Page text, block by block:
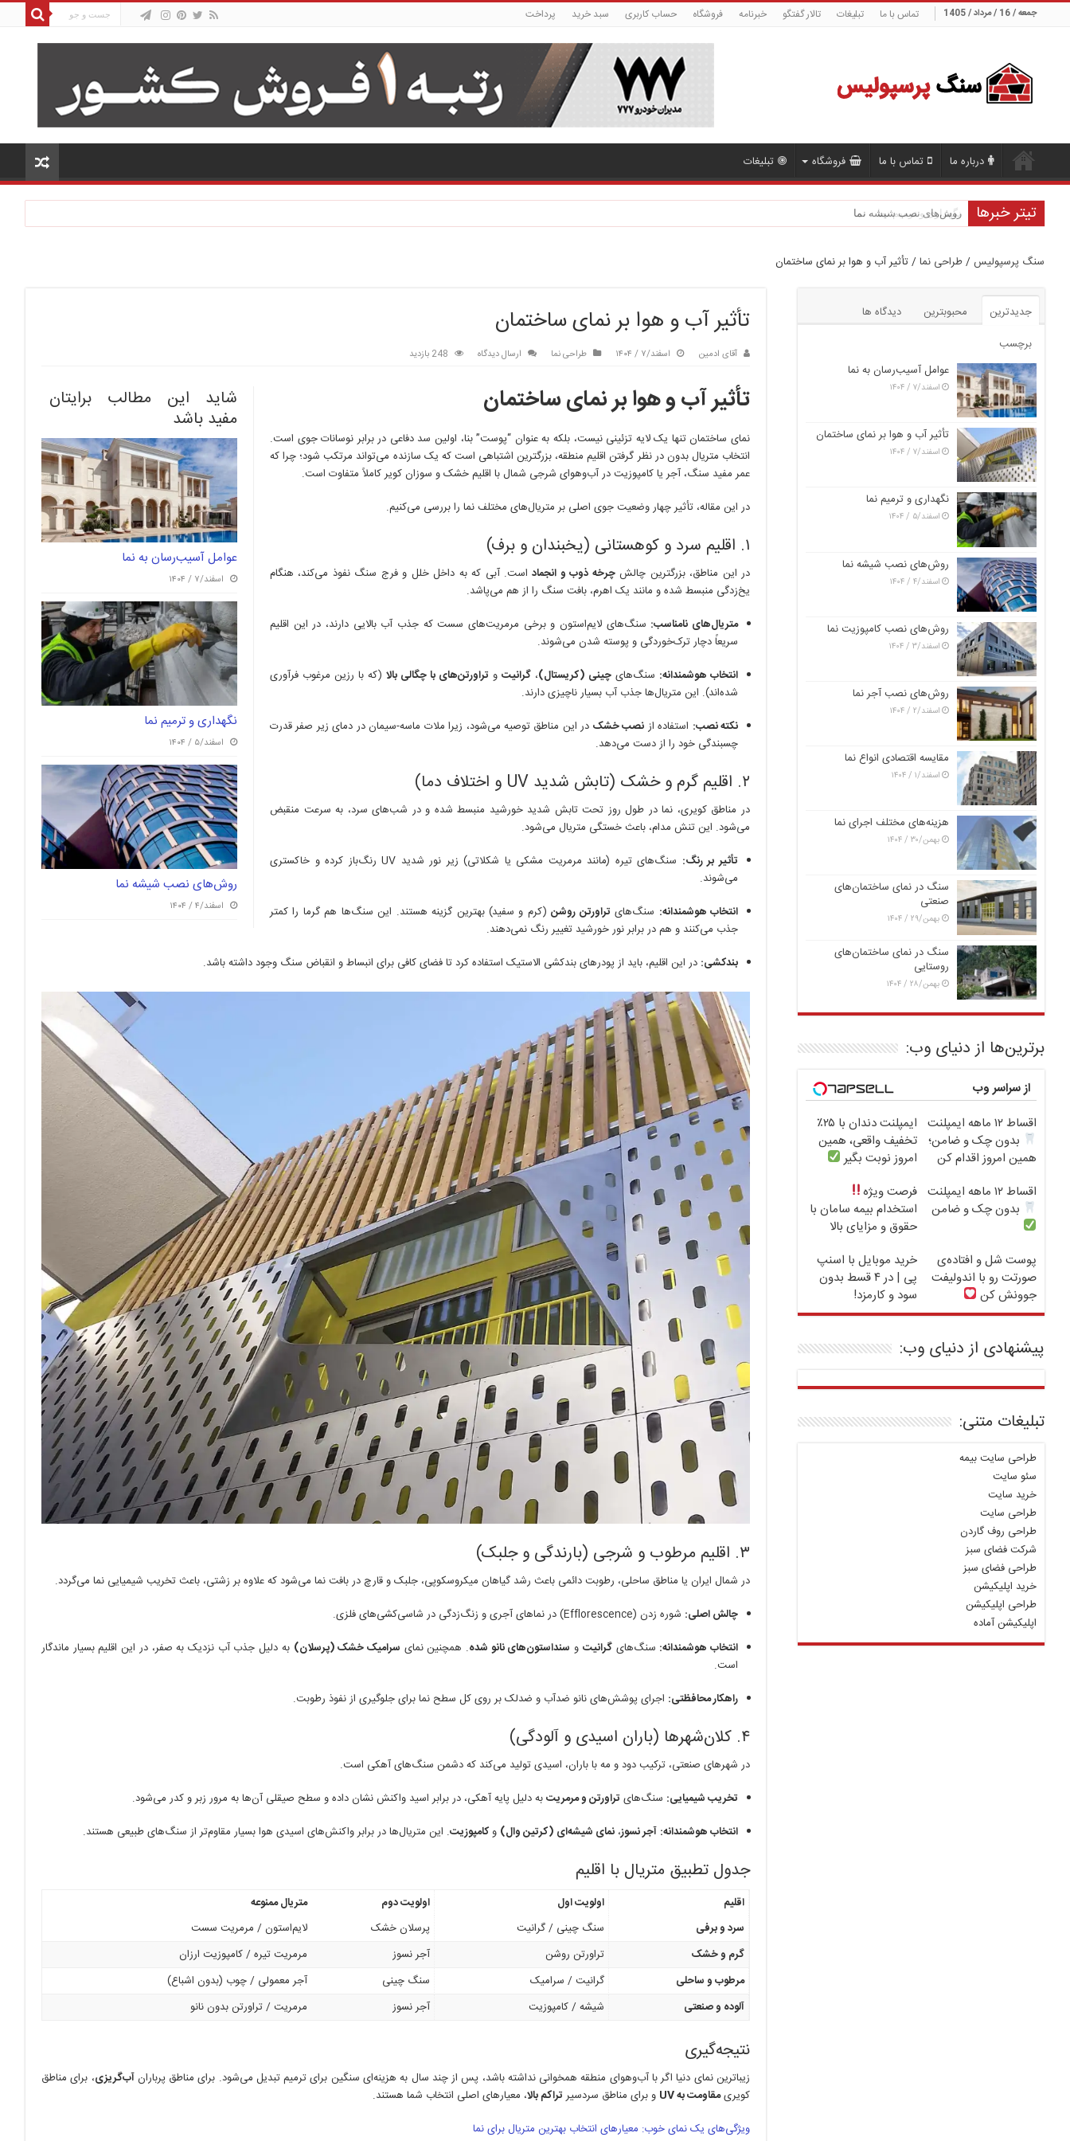
جمعه / 16 / مرداد / 1405 تماس با ما تبلیغات تالار گفتگو خبرنامه فروشگاه حساب کاربری سبد خرید پرداخت
درباره ما تماس با ما فروشگاه تبلیغات
تیتر خبرها روش‌های نصب شیشه نما
سنگ پرسپولیس/طراحی نما/تأثیر آب و هوا بر نمای ساختمان
تأثیر آب و هوا بر نمای ساختمان
آقای ادمین اسفند/۷ / ۱۴۰۴ طراحی نما ارسال دیدگاه 248 بازدید
شاید این مطالب برایتان
مفید باشد
عوامل آسیب‌رسان به نما
اسفند/۷ / ۱۴۰۴
نگهداری و ترمیم نما
اسفند/۵ / ۱۴۰۴
روش‌های نصب شیشه نما
اسفند/۴ / ۱۴۰۴
تأثیر آب و هوا بر نمای ساختمان
نمای ساختمان تنها یک لایه تزئینی نیست، بلکه به عنوان “پوست” بنا، اولین سد دفاعی در برابر نوسانات جوی است.
انتخاب متریال بدون در نظر گرفتن اقلیم منطقه، بزرگترین اشتباهی است که یک سازنده می‌تواند مرتکب شود؛ چرا که
عمر مفید سنگ، آجر یا کامپوزیت در آب‌وهوای شرجی شمال با اقلیم خشک و سوزان کویر کاملاً متفاوت است.
در این مقاله، تأثیر چهار وضعیت جوی اصلی بر متریال‌های مختلف نما را بررسی می‌کنیم.
۱. اقلیم سرد و کوهستانی (یخبندان و برف)
در این مناطق، بزرگترین چالشچرخه ذوب و انجماداست. آبی که به داخل خلل و فرج سنگ نفوذ می‌کند، هنگام
یخ‌زدگی منبسط شده و مانند یک اهرم، بافت سنگ را از هم می‌پاشد.
متریال‌های نامناسب: سنگ‌های لایم‌استون و برخی مرمریت‌های سست که جذب آب بالایی دارند، در این اقلیم
سریعاً دچار ترک‌خوردگی و پوسته شدن می‌شوند.
انتخاب هوشمندانه: سنگ‌های چینی (کریستال)، گرانیت و تراورتن‌های با چگالی بالا (که با رزین مرغوب فرآوری
شده‌اند). این متریال‌ها جذب آب بسیار ناچیزی دارند.
نکته نصب: استفاده از نصب خشک در این مناطق توصیه می‌شود، زیرا ملات ماسه-سیمان در دمای زیر صفر قدرت
چسبندگی خود را از دست می‌دهد.
۲. اقلیم گرم و خشک (تابش شدید UV و اختلاف دما)
در مناطق کویری، نما در طول روز تحت تابش شدید خورشید منبسط شده و در شب‌های سرد، به سرعت منقبض
می‌شود. این تنش مدام، باعث خستگی متریال می‌شود.
تأثیر بر رنگ:
سنگ‌های تیره (مانند مرمریت مشکی یا شکلاتی) زیر نور شدید UV رنگ‌باز کرده و خاکستری
می‌شوند.
انتخاب هوشمندانه: سنگ‌های تراورتن روشن(کرم و سفید) بهترین گزینه هستند. این سنگ‌ها هم گرما را کمتر
جذب می‌کنند و هم در برابر نور خورشید تغییر رنگ نمی‌دهند.
بندکشی: در این اقلیم، باید از پودرهای بندکشی الاستیک استفاده کرد تا فضای کافی برای انبساط و انقباض سنگ وجود داشته باشد.
۳. اقلیم مرطوب و شرجی (بارندگی و جلبک)
در شمال ایران یا مناطق ساحلی، رطوبت دائمی باعث رشد گیاهان میکروسکوپی، جلبک و قارچ در بافت نما می‌شود که علاوه بر زشتی، باعث تخریب شیمیایی نما می‌گردد.
چالش اصلی: شوره زدن (Efflorescence) در نماهای آجری و زنگ‌زدگی در شاسی‌کشی‌های فلزی.
انتخاب هوشمندانه: سنگ‌هایگرانیت و سنداستون‌های نانو شده. همچنین نمای سرامیک خشک (پرسلان) به دلیل جذب آب نزدیک به صفر، در این اقلیم بسیار ماندگار
است.
راهکار محافظتی: اجرای پوشش‌های نانو ضدآب و ضدلک بر روی کل سطح نما برای جلوگیری از نفوذ رطوبت.
۴. کلان‌شهرها (باران اسیدی و آلودگی)
در شهرهای صنعتی، ترکیب دود و مه با باران، اسیدی تولید می‌کند که دشمن سنگ‌های آهکی است.
تخریب شیمیایی: سنگ‌های تراورتن و مرمریتبه دلیل پایه آهکی، در برابر اسید واکنش نشان داده و سطح صیقلی آن‌ها به مرور زبر و کدر می‌شود.
انتخاب هوشمندانه: آجر نسوز، نمای شیشه‌ای (کرتین وال) وکامپوزیت. این متریال‌ها در برابر واکنش‌های اسیدی هوا بسیار مقاوم‌تر از سنگ‌های طبیعی هستند.
جدول تطبیق متریال با اقلیم
اقلیم اولویت اول اولویت دوم
متریال ممنوعه
سرد و برفی
سنگ چینی / گرانیت پرسلان خشک
لایم‌استون / مرمریت سست
گرم و خشک
تراورتن روشن آجر نسوز
مرمریت تیره / کامپوزیت ارزان
مرطوب و ساحلی
گرانیت / سرامیک سنگ چینی
آجر معمولی / چوب (بدون اشباع)
آلوده و صنعتی
شیشه / کامپوزیت آجر نسوز مرمریت / تراورتن بدون نانو
نتیجه‌گیری
زیباترین نمای دنیا اگر با آب‌وهوای منطقه همخوانی نداشته باشد، پس از چند سال به هزینه‌ای سنگین برای ترمیم تبدیل می‌شود. برای مناطق پربارانآب‌گریزی، برای مناطق
کویریمقاومت به UV و برای مناطق سردسیر تراکم بالا، معیارهای اصلی انتخاب شما هستند.
ویژگی‌های یک نمای خوب: معیارهای انتخاب بهترین متریال برای نما
جدیدترین محبوبترین
دیدگاه ها
برچسب
عوامل آسیب‌رسان به نما
اسفند/۷ / ۱۴۰۴
تأثیر آب و هوا بر نمای ساختمان
اسفند/۷ / ۱۴۰۴
نگهداری و ترمیم نما
اسفند/۵ / ۱۴۰۴
روش‌های نصب شیشه نما
اسفند/۴ / ۱۴۰۴
روش‌های نصب کامپوزیت نما
اسفند/۳ / ۱۴۰۴
روش‌های نصب آجر نما
اسفند/۲ / ۱۴۰۴
مقایسه اقتصادی انواع نما
اسفند/۱ / ۱۴۰۴
هزینه‌های مختلف اجرای نما
بهمن/۳۰ / ۱۴۰۴
سنگ در نمای ساختمان‌های
صنعتی
بهمن/۲۹ / ۱۴۰۴
سنگ در نمای ساختمان‌های
روستایی
بهمن/۲۸ / ۱۴۰۴
برترین‌ها از دنیای وب:
از سراسر وب
اقساط ۱۲ ماهه ایمپلنت
بدون چک و ضامن؛
همین امروز اقدام کن
ایمپلنت دندان با ۲۵٪
تخفیف واقعی، همین
امروز نوبت بگیر
اقساط ۱۲ ماهه ایمپلنت
بدون چک و ضامن
فرصت ویژه
استخدام بیمه سامان با
حقوق و مزایای بالا
پوست شل و افتاده‌ی
صورتت رو با اندولیفت
جوونش کن
خرید موبایل با اسنپ
پی | در ۴ قسط بدون
سود و کارمزد!
پیشنهادی از دنیای وب:
تبلیغات متنی:
طراحی سایت بیمه
سئو سایت
خرید سایت
طراحی سایت
طراحی روف گاردن
شرکت فضای سبز
طراحی فضای سبز
خرید اپلیکیشن
طراحی اپلیکیشن
اپلیکیشن آماده